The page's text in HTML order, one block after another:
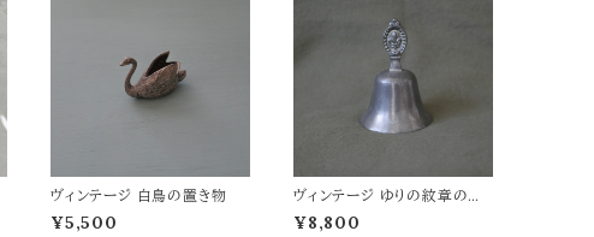
ヴィンテージ 白鳥の置き物
¥5,500
ヴィンテージ ゆりの紋章のハ
ンドベル
¥8,800